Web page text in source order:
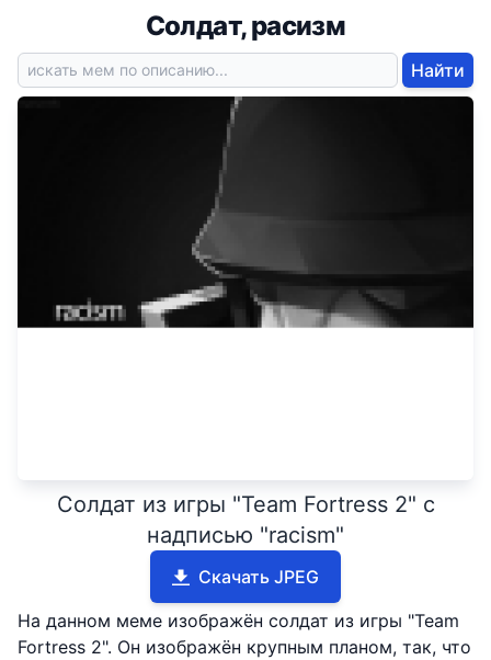
Солдат, расизм
Найти
Солдат из игры "Team Fortress 2" с
надписью "racism"
Скачать JPEG
На данном меме изображён солдат из игры "Team
Fortress 2". Он изображён крупным планом, так, что